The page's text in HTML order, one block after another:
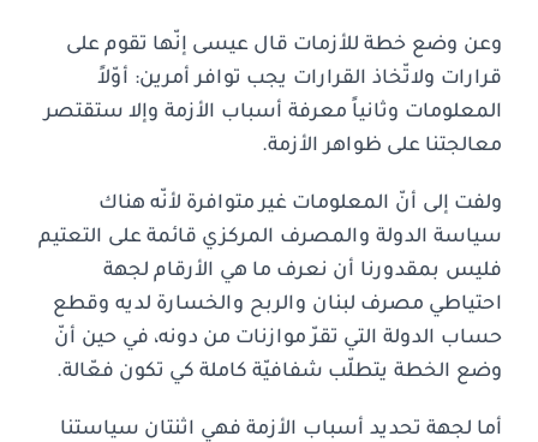
وعن وضع خطة للأزمات قال عيسى إنّها تقوم على
قرارات ولاتّخاذ القرارات يجب توافر أمرين: أوّلاً
المعلومات وثانياً معرفة أسباب الأزمة وإلا ستقتصر
معالجتنا على ظواهر الأزمة.
ولفت إلى أنّ المعلومات غير متوافرة لأنّه هناك
سياسة الدولة والمصرف المركزي قائمة على التعتيم
فليس بمقدورنا أن نعرف ما هي الأرقام لجهة
احتياطي مصرف لبنان والربح والخسارة لديه وقطع
حساب الدولة التي تقرّ موازنات من دونه، في حين أنّ
وضع الخطة يتطلّب شفافيّة كاملة كي تكون فعّالة.
أما لجهة تحديد أسباب الأزمة فهي اثنتان سياستنا